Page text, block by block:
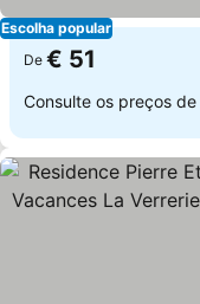
Escolha popular
De € 51
Consulte os preços de